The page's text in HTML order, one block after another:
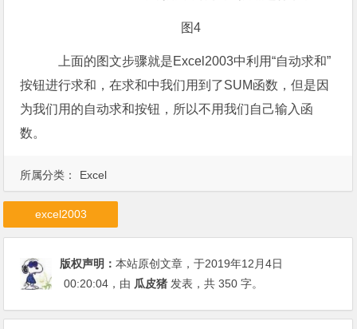
图4
上面的图文步骤就是Excel2003中利用“自动求和”
按钮进行求和，在求和中我们用到了SUM函数，但是因
为我们用的自动求和按钮，所以不用我们自己输入函
数。
所属分类： Excel
excel2003
版权声明：本站原创文章，于2019年12月4日
00:20:04 ，由 瓜皮猪 发表，共 350 字。